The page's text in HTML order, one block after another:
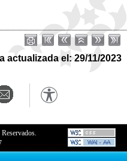
actualizada el: 29/11/2023